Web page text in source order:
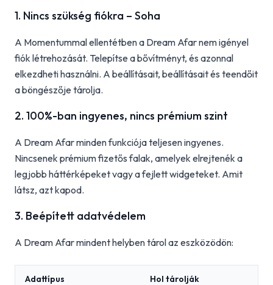
1. Nincs szükség fiókra – Soha
A Momentummal ellentétben a Dream Afar nem igényel
fiók létrehozását. Telepítse a bővítményt, és azonnal
elkezdheti használni. A beállításait, beállításait és teendőit
a böngészője tárolja.
2. 100%-ban ingyenes, nincs prémium szint
A Dream Afar minden funkciója teljesen ingyenes.
Nincsenek prémium fizetős falak, amelyek elrejtenék a
legjobb háttérképeket vagy a fejlett widgeteket. Amit
látsz, azt kapod.
3. Beépített adatvédelem
A Dream Afar mindent helyben tárol az eszközödön:
Adattípus Hol tárolják